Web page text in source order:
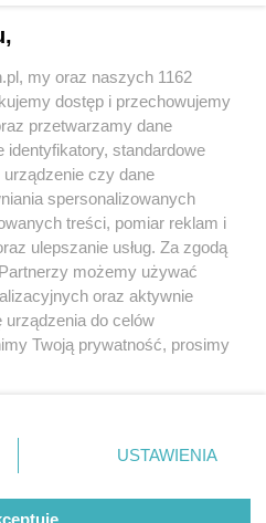
- Rudzianie chcą
regulamin korzystania z portali
Skontakuj sięz nami
Kontakt
Wydawca
Redakcja
my oraz naszych 1162
dostęp i przechowujemy
przetwarzamy dane
identyfikatory, standardowe
urządzenie czy dane
spersonalizowanych
treści, pomiar reklam i
ulepszanie usług. Za zgodą
możemy używać
oraz aktywnie
do celów
Twoją prywatność, prosimy
lewym dolnym rogu strony
danych nie wymagają
prawo sprzeciwić się
będą miały
USTAWIENIA